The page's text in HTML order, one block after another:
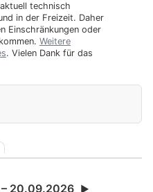
technisch
in der Freizeit. Daher
Einschränkungen oder
Weitere
. Vielen Dank für das
20.09.2026 ▶